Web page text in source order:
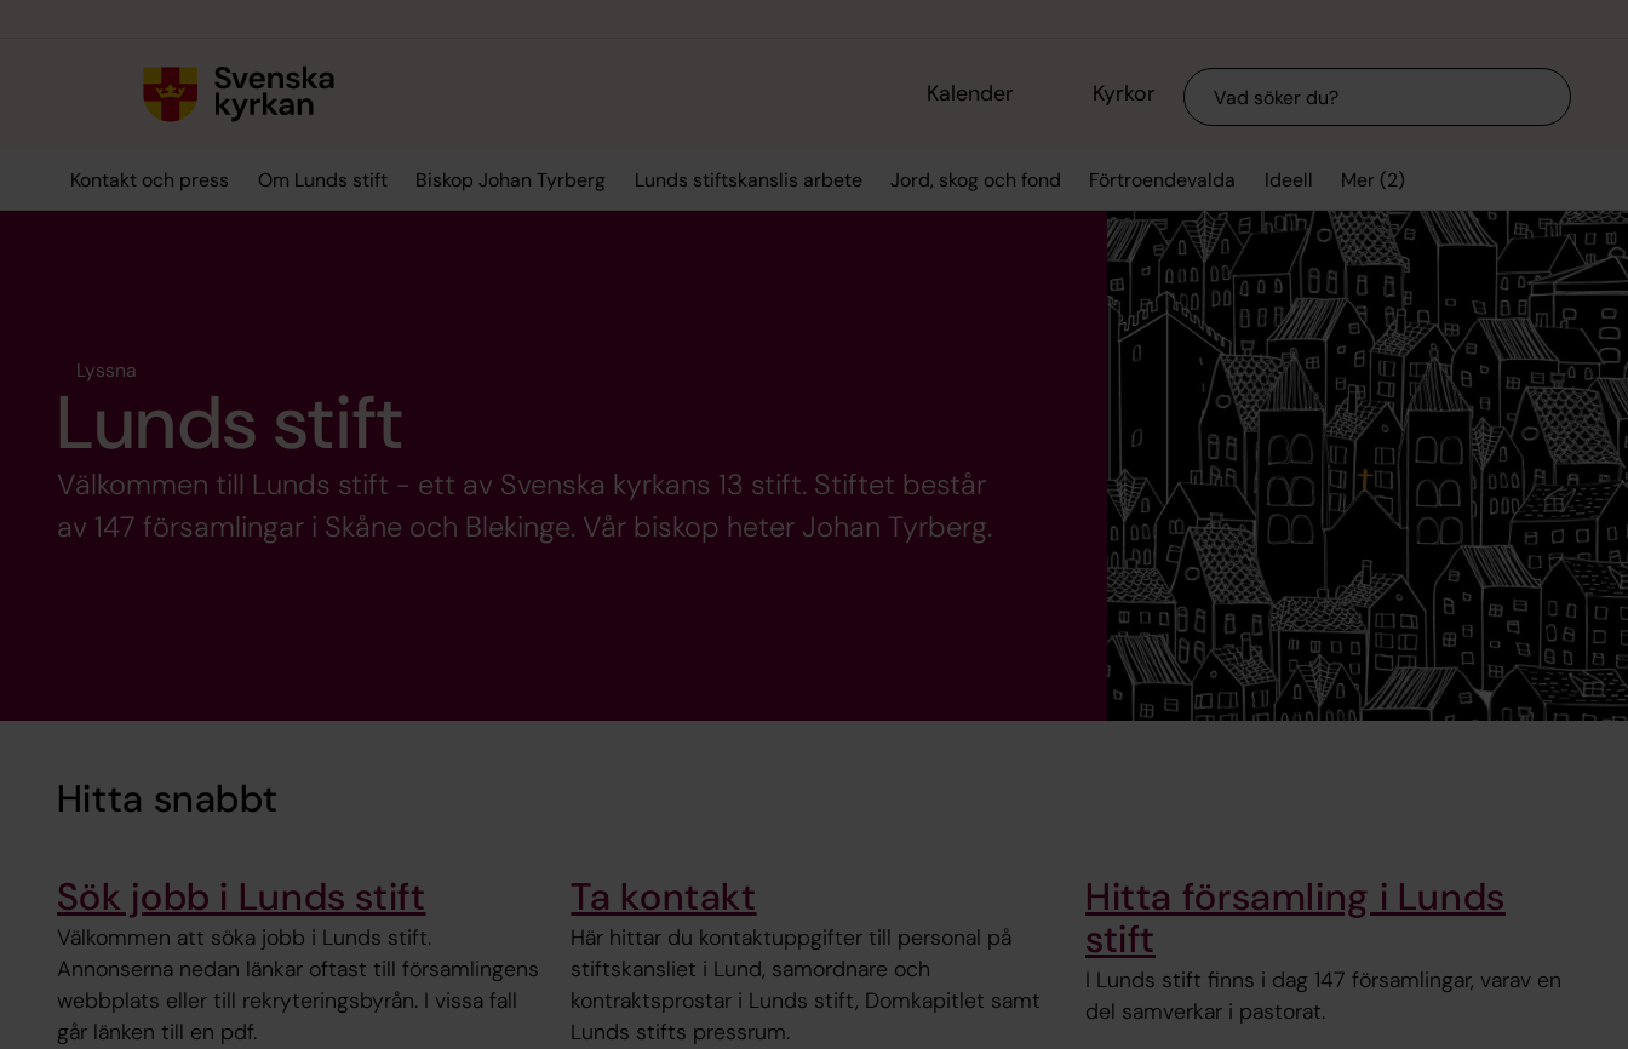
Kalender Kyrkor Sök
Kontakt och press Om Lunds stift Biskop Johan Tyrberg Lunds stiftskanslis arbete Jord, skog och fond Förtroendevalda Ideell Mer (2)
Lyssna
Lunds stift
Välkommen till Lunds stift - ett av Svenska kyrkans 13 stift. Stiftet består
av 147 församlingar i Skåne och Blekinge. Vår biskop heter Johan Tyrberg.
Hitta snabbt
Sök jobb i Lunds stift
Välkommen att söka jobb i Lunds stift.
Annonserna nedan länkar oftast till församlingens
webbplats eller till rekryteringsbyrån. I vissa fall
går länken till en pdf.
Ta kontakt
Här hittar du kontaktuppgifter till personal på
stiftskansliet i Lund, samordnare och
kontraktsprostar i Lunds stift, Domkapitlet samt
Lunds stifts pressrum.
Hitta församling i Lunds
stift
I Lunds stift finns i dag 147 församlingar, varav en
del samverkar i pastorat.